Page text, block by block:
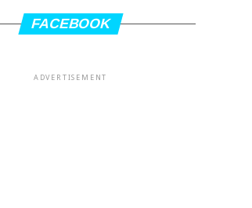
FACEBOOK
ADVERTISEMENT